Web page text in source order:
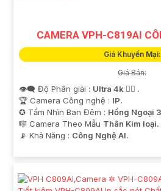
CAMERA VPH-C819AI
Giá Khuyến Mại:
Giá Bán:
👁️‍🗨 Độ Phân giải : Ultra 4k 👍🏾 .
🏆 Camera Công nghệ : IP.
✪ Tầm Nhìn Ban Đêm : Hồng Ngoại
🎼️ Camera Theo Mẫu Thân Kim loại.
️📡 Khả Năng : Công Nghệ AI.